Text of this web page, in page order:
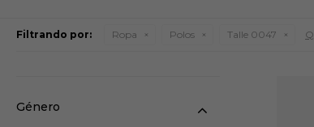
Filtrando por: Ropa Polos Talle 0047
Género